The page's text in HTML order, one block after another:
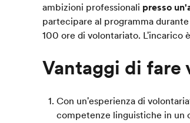
ambizioni professionali presso
partecipare al programma
100 ore di volontariato.
Vantaggi di
Con un'esperienza di
competenze linguistiche in un